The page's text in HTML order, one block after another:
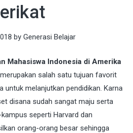
by Generasi Belajar
Mahasiswa Indonesia di Amerika
salah satu tujuan favorit
untuk melanjutkan pendidikan. Karna
disana sudah sangat maju serta
seperti Harvard dan
orang-orang besar sehingga